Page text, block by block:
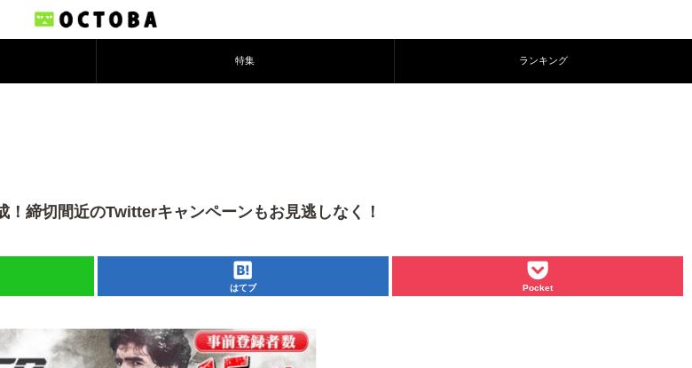
特集 ランキング
締切間近のTwitterキャンペーンもお見逃しなく！
はてブ Pocket